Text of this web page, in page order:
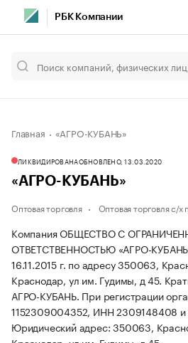
РБК Компании
Главная «АГРО-КУБАНЬ»
ЛИКВИДИРОВАНАОБНОВЛЕНО, 13.03.2020
«АГРО-КУБАНЬ»
Оптовая торговля Оптовая торговля с/х
Компания ОБЩЕСТВО С
ОТВЕТСТВЕННОСТЬЮ «АГРО-
16.11.2015 г. по адресу 350063,
Краснодар, ул им. Гудимы, д 45.
АГРО-КУБАНЬ. При регистрации
1152309004352, ИНН 2309148408
Юридический адрес: 350063,